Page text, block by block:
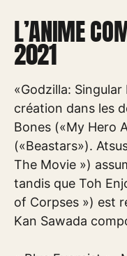
L’ANIME
2021
«Godzilla:
création dans les
Bones («My Hero
(«Beastars»).
The Movie »)
tandis que Toh
of Corpses ») est
Kan Sawada